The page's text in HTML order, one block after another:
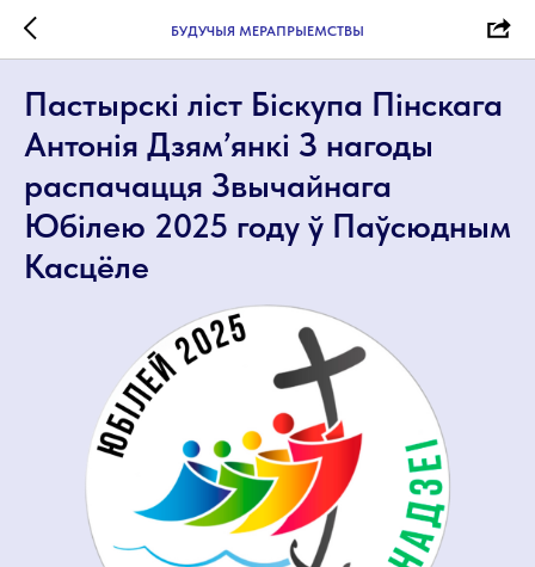
БУДУЧЫЯ МЕРАПРЫЕМСТВЫ
Пастырскі ліст Біскупа Пінскага
Антонія Дзям’янкі З нагоды
распачацця Звычайнага
Юбілею 2025 году ў Паўсюдным
Касцёле